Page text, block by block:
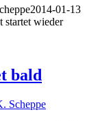
2014-01-13
startet wieder
bald
Scheppe